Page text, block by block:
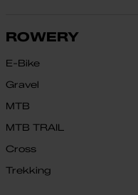
ROWERY
E-Bike
Gravel
MTB
MTB TRAIL
Cross
Trekking